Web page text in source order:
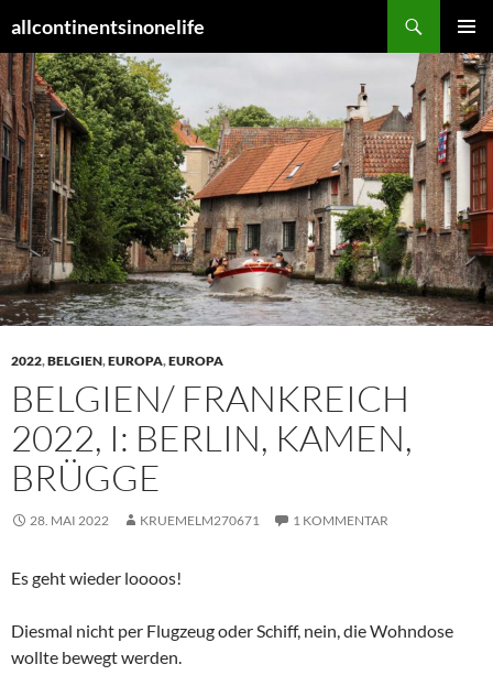
Inhalt
springen
allcontinentsinonelife
MENÜ
2022,BELGIEN,EUROPA,EUROPA
BELGIEN/ FRANKREICH
2022, I: BERLIN, KAMEN,
BRÜGGE
28. MAI 2022 KRUEMELM270671 1 KOMMENTAR
Es geht wieder loooos!
Diesmal nicht per Flugzeug oder Schiff, nein, die Wohndose
wollte bewegt werden.